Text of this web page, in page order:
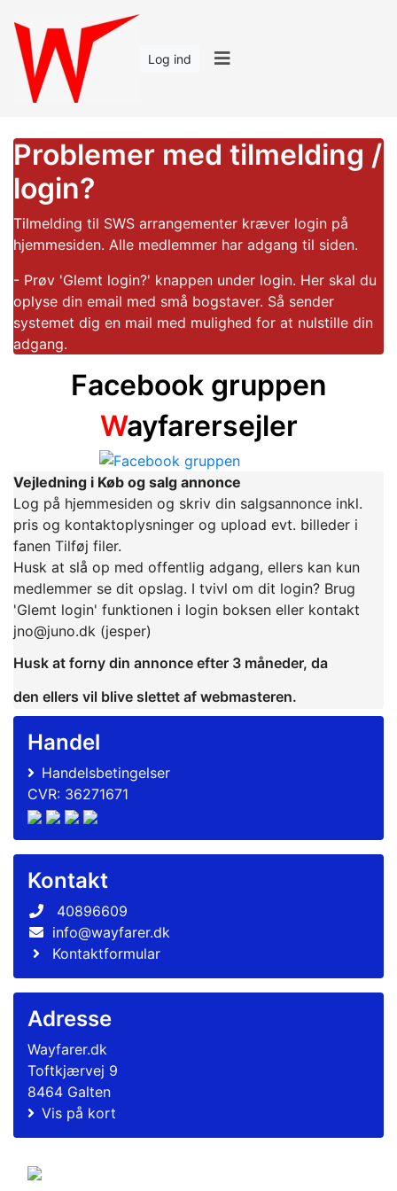
Log ind
Problemer med tilmelding /
login?
Tilmelding til SWS arrangementer kræver login på
hjemmesiden. Alle medlemmer har adgang til siden.
- Prøv 'Glemt login?' knappen under login. Her skal du
oplyse din email med små bogstaver. Så sender
systemet dig en mail med mulighed for at nulstille din
adgang.
Facebook gruppen
Wayfarersejler
Vejledning i Køb og salg annonce
Log på hjemmesiden og skriv din salgsannonce inkl.
pris og kontaktoplysninger og upload evt. billeder i
fanen Tilføj filer.
Husk at slå op med offentlig adgang, ellers kan kun
medlemmer se dit opslag. I tvivl om dit login? Brug
'Glemt login' funktionen i login boksen eller kontakt
jno@juno.dk (jesper)
Husk at forny din annonce efter 3 måneder, da
den ellers vil blive slettet af webmasteren.
Handel
Handelsbetingelser
CVR: 36271671
Kontakt
40896609
info@wayfarer.dk
Kontaktformular
Adresse
Wayfarer.dk
Toftkjærvej 9
8464 Galten
Vis på kort